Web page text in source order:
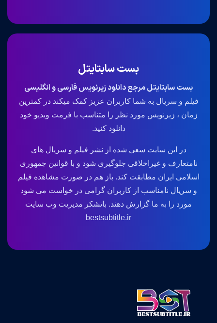
بست سابتایتل
بست سابتایتل مرجع دانلود زیرنویس فارسی و انگلیسی
فیلم و سریال به شما کاربران عزیز کمک میکند در کمترین
زمان ، زیرنویس مورد نظر را متناسب با فرمت ویدیو خود
دانلود کنید.
در این سایت سعی شده از نشر فیلم و سریال های
نامتعارف و غیراخلاقی جلوگیری شود و با قوانین جمهوری
اسلامی ایران مطابقت کند. باز هم در صورت مشاهده فیلم
و سریال نامناسب از کاربران گرامی در خواست می شود
مورد را به ما گزارش دهند. باتشکر مدیریت وب سایت
bestsubtitle.ir